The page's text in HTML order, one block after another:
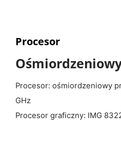
Procesor
Procesor: ośmiordzeniowy
GHz
Procesor graficzny: IMG